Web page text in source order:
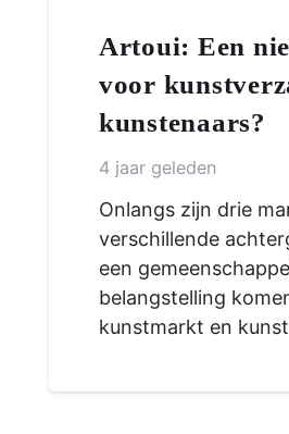
Artoui: Een
voor
kunstenaars?
4 jaar geleden
Onlangs zijn drie
verschillende
een
belangstelling
kunstmarkt en